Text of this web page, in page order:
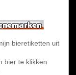
bieretiketten uit
bier te klikken